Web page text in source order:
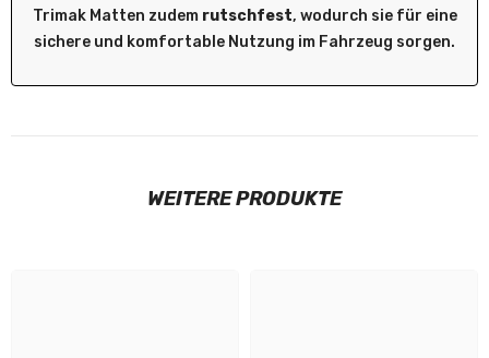
Trimak Matten zudem rutschfest, wodurch sie für eine
sichere und komfortable Nutzung im Fahrzeug sorgen.
WEITERE PRODUKTE